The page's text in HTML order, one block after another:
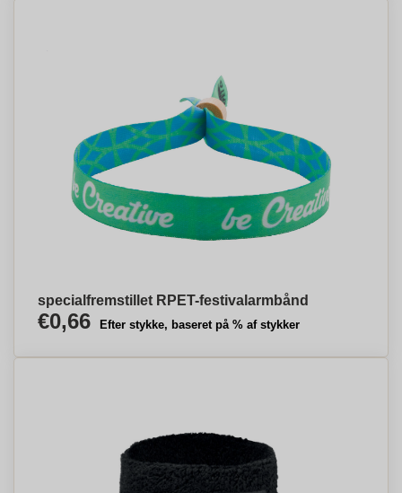
specialfremstillet RPET-festivalarmbånd
€0,66 Efter stykke, baseret på % af stykker